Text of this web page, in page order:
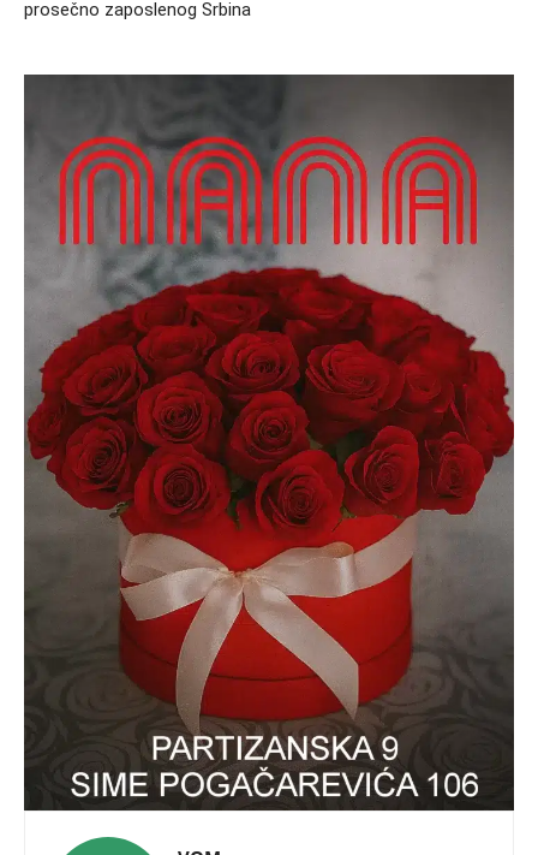
prosečno zaposlenog Srbina